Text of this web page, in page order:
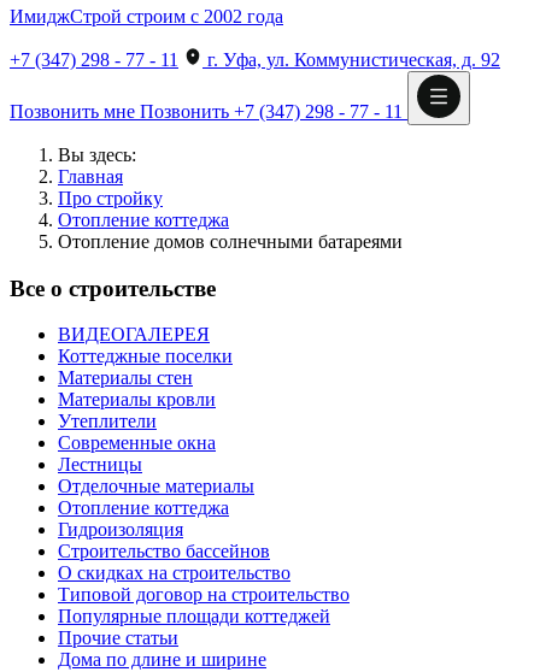
ИмиджСтрой строим с 2002 года
+7 (347) 298 - 77 - 11 г. Уфа, ул. Коммунистическая, д. 92
Позвонить мне Позвонить +7 (347) 298 - 77 - 11
Вы здесь:
Главная
Про стройку
Отопление коттеджа
Отопление домов солнечными батареями
Все о строительстве
ВИДЕОГАЛЕРЕЯ
Коттеджные поселки
Материалы стен
Материалы кровли
Утеплители
Современные окна
Лестницы
Отделочные материалы
Отопление коттеджа
Гидроизоляция
Строительство бассейнов
О скидках на строительство
Типовой договор на строительство
Популярные площади коттеджей
Прочие статьи
Дома по длине и ширине